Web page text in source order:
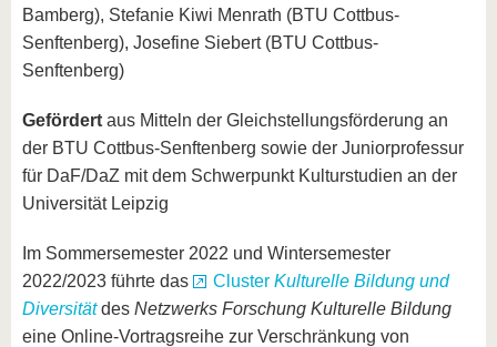
Bamberg), Stefanie Kiwi Menrath (BTU Cottbus-
Senftenberg), Josefine Siebert (BTU Cottbus-
Senftenberg)
Gefördert aus Mitteln der Gleichstellungsförderung an
der BTU Cottbus-Senftenberg sowie der Juniorprofessur
für DaF/DaZ mit dem Schwerpunkt Kulturstudien an der
Universität Leipzig
Im Sommersemester 2022 und Wintersemester
2022/2023 führte das
Cluster Kulturelle Bildung und
Diversitätdes Netzwerks Forschung Kulturelle Bildung
eine Online-Vortragsreihe zur Verschränkung von